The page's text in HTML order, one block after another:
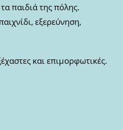
παιδιά της πόλης.
εξερεύνηση,
και επιμορφωτικές.